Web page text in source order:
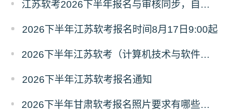
江苏软考2026下半年报名与审核同步，自行查看审核结果
2026下半年江苏软考报名时间8月17日9:00起
2026下半年江苏软考（计算机技术与软件资格考试）报考全指南
2026下半年江苏软考报名通知
2026下半年甘肃软考报名照片要求有哪些？尺寸多少？